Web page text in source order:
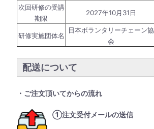
次回研修の受講
期限
2027年10月31日
研修実施団体名
日本ボランタリーチェーン協
会
配送について
・ご注文頂いてからの流れ
①注文受付メールの送信